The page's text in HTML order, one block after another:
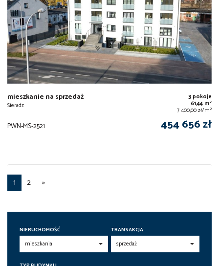
mieszkanie na sprzedaż
Sieradz
3 pokoje
61,44 m2
7 400,00 zł/m2
PWN-MS-2521 454 656 zł
1 2 »
NIERUCHOMOŚĆ TRANSAKCJA